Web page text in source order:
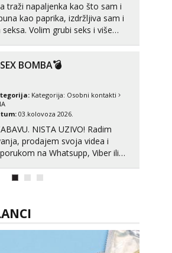
677- Kod: #53
- mob:1,12€ min
Obavijesti me kada se oslobodi
poziv!
- mob:1,12€ min
677- Kod: #132
- mob:1,12€ min
677
- mob:1,12€ min
traži napaljenka kao što sam i
kao paprika, izdržljiva sam i
Volim grubi seks i više
BOMBA💣
Kategorija: Osobni kontakti
03.kolovoza 2026.
NISTA UZIVO! Radim
prodajem svoja videa i